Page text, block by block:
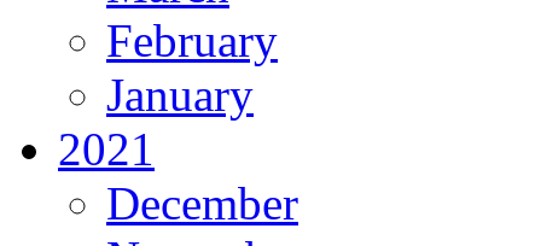
February
January
2021
December